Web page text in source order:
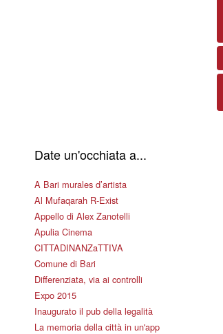
Date un'occhiata a...
A Bari murales d’artista
Al Mufaqarah R-Exist
Appello di Alex Zanotelli
Apulia Cinema
CITTADINANZaTTIVA
Comune di Bari
Differenziata, via ai controlli
Expo 2015
Inaugurato il pub della legalità
La memoria della città in un'app